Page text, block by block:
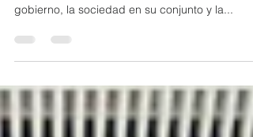
COVID-19
La Crisis Sanitaria ocasionada por el COVID-19,